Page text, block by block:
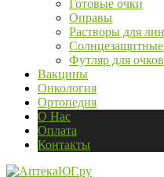
Готовые очки
Оправы
Растворы для
Футляр для очков
Вакцины
Онкология
Ортопедия
О Нас
Оплата
Контакты